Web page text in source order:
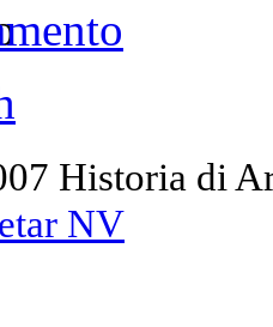
Historia di
NV